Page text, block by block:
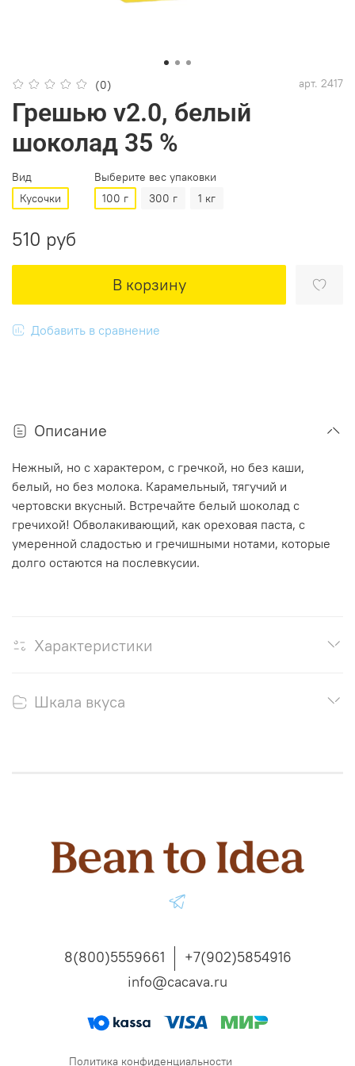
(0) арт. 2417
Грешью v2.0, белый
шоколад 35 %
Вид
Кусочки
Выберите вес упаковки
100 г
300 г 1 кг
510 руб
В корзину
Добавить в сравнение
Описание
Нежный, но с характером, с гречкой, но без каши,
белый, но без молока. Карамельный, тягучий и
чертовски вкусный. Встречайте белый шоколад с
гречихой! Обволакивающий, как ореховая паста, с
умеренной сладостью и гречишными нотами, которые
долго остаются на послевкусии.
Характеристики
Шкала вкуса
8(800)5559661
+7(902)5854916
info@cacava.ru
Политика конфиденциальности